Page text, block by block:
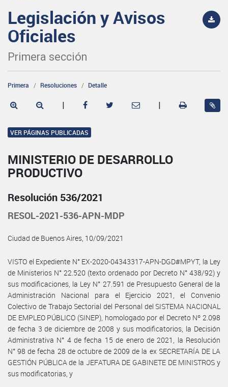
Legislación y Avisos
Oficiales
Primera sección
Primera Resoluciones Detalle
| |
VER PÁGINAS PUBLICADAS
MINISTERIO DE DESARROLLO
PRODUCTIVO
Resolución 536/2021
RESOL-2021-536-APN-MDP
Ciudad de Buenos Aires, 10/09/2021
VISTO el Expediente N° EX-2020-04343317-APN-DGD#MPYT, la Ley
de Ministerios N° 22.520 (texto ordenado por Decreto N° 438/92) y
sus modificaciones, la Ley N° 27.591 de Presupuesto General de la
Administración Nacional para el Ejercicio 2021, el Convenio
Colectivo de Trabajo Sectorial del Personal del SISTEMA NACIONAL
DE EMPLEO PÚBLICO (SINEP), homologado por el Decreto Nº 2.098
de fecha 3 de diciembre de 2008 y sus modificatorios, la Decisión
Administrativa N° 4 de fecha 15 de enero de 2021, la Resolución
N° 98 de fecha 28 de octubre de 2009 de la ex SECRETARÍA DE LA
GESTIÓN PÚBLICA de la JEFATURA DE GABINETE DE MINISTROS y
sus modificatorias, y